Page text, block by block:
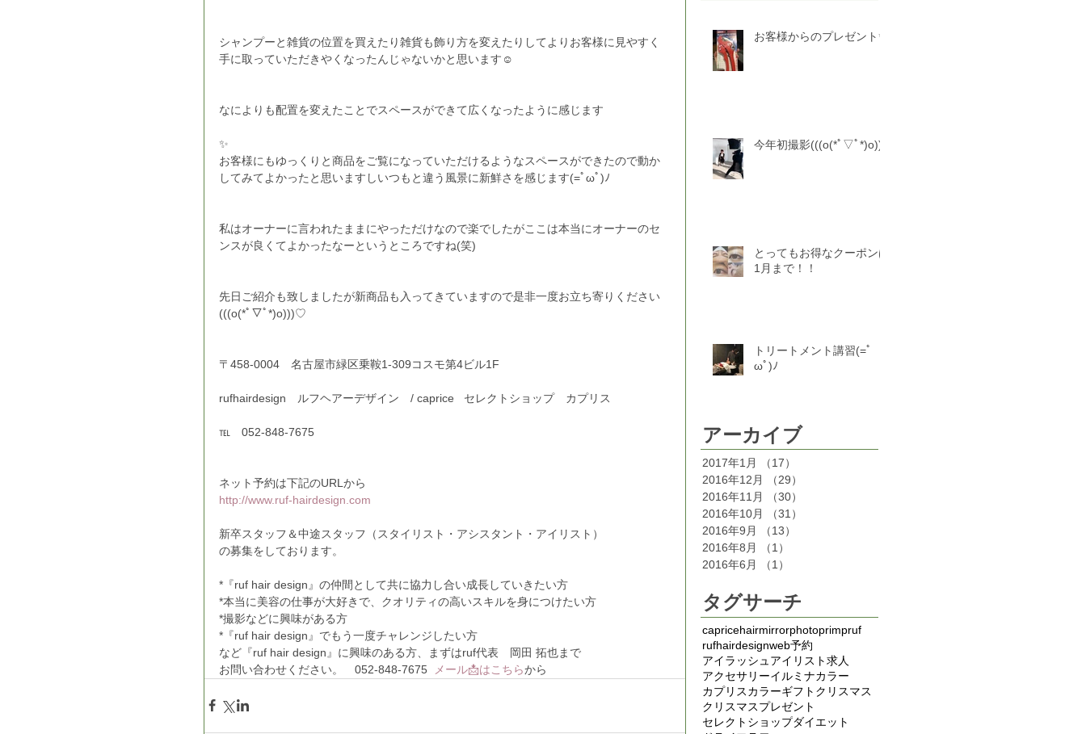
シャンプーと雑貨の位置を買えたり雑貨も飾り方を変えたりしてよりお客様に見やすく
手に取っていただきやくなったんじゃないかと思います☺
なによりも配置を変えたことでスペースができて広くなったように感じます
✨
お客様にもゆっくりと商品をご覧になっていただけるようなスペースができたので動か
してみてよかったと思いますしいつもと違う風景に新鮮さを感じます(=ﾟωﾟ)ﾉ
私はオーナーに言われたままにやっただけなので楽でしたがここは本当にオーナーのセ
ンスが良くてよかったなーというところですね(笑)
先日ご紹介も致しましたが新商品も入ってきていますので是非一度お立ち寄りください
(((o(*ﾟ▽ﾟ*)o)))♡
〒458-0004　名古屋市緑区乗鞍1-309コスモ第4ビル1F
rufhairdesign　ルフヘアーデザイン　/ caprice   セレクトショップ　カプリス
℡　052-848-7675
ネット予約は下記のURLから
http://www.ruf-hairdesign.com
新卒スタッフ＆中途スタッフ（スタイリスト・アシスタント・アイリスト）
の募集をしております。
*『ruf hair design』の仲間として共に協力し合い成長していきたい方
*本当に美容の仕事が大好きで、クオリティの高いスキルを身につけたい方
*撮影などに興味がある方
*『ruf hair design』でもう一度チャレンジしたい方
など『ruf hair design』に興味のある方、まずはruf代表　岡田 拓也まで
お問い合わせください。　052-848-7675
メール📩はこちらから
お客様からのプレゼント✨
今年初撮影(((o(*ﾟ▽ﾟ*)o)))
とってもお得なクーポンは
1月まで！！
トリートメント講習(=ﾟ
ωﾟ)ﾉ
アーカイブ
2017年1月 （17）
2016年12月
（29）
2016年11月
（30）
2016年10月
（31）
2016年9月
（13）
2016年8月
（1）
2016年6月
（1）
タグサーチ
capricehairmirrorphotoprimpruf
rufhairdesignweb予約
アイラッシュ アイリスト求人
アクセサリーイルミナカラー
カプリスカラーギフト クリスマス
クリスマスプレゼント
セレクトショップダイエット